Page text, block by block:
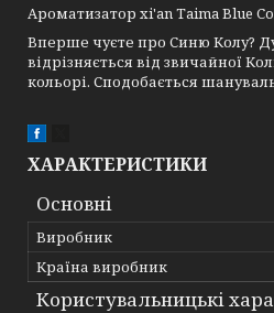
Ароматизатор xi'an Taima Blue
Вперше чуєте про Синю Колу?
відрізняється від звичайної
кольорі. Сподобається
ХАРАКТЕРИСТИКИ
Основні
Виробник
Країна виробник
Користувальницькі